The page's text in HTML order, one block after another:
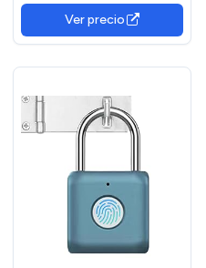
dactilar, USB recargable,
Cerradura Electrónica para
cajones, armarios, muebles
Ver precio